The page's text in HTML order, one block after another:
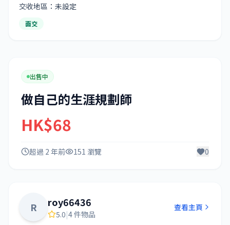
交收地區：未設定
面交
出售中
做自己的生涯規劃師
HK$68
超過 2 年前 151 瀏覽 0
R roy66436
5.0|4 件物品
查看主頁